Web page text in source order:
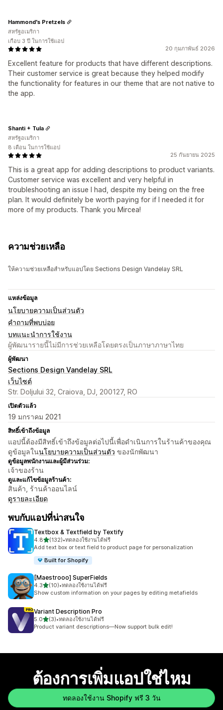
20 กุมภาพันธ์ 2026
Excellent feature for products that have different descriptions.
Their customer service is great because they helped modify
the functionality for features in our theme that are not native to
the app.
Hammond's Pretzels
สหรัฐอเมริกา
เกือบ 3 ปี ในการใช้แอป
25 กันยายน 2025
This is a great app for adding descriptions to product variants.
Customer service was excellent and very helpful in
troubleshooting an issue I had, despite my being on the free
plan. It would definitely be worth paying for if I needed it for
more of my products. Thank you Mircea!
Shanti + Tula
สหรัฐอเมริกา
8 เดือน ในการใช้แอป
ความช่วยเหลือ
ให้ความช่วยเหลือสำหรับแอปโดย Sections Design Vandelay SRL
แหล่งข้อมูล
นโยบายความเป็นส่วนตัว
คำถามที่พบบ่อย
บทแนะนำการใช้งาน
ผู้พัฒนารายนี้ไม่มีการช่วยเหลือโดยตรงเป็นภาษาภาษาไทย
ผู้พัฒนา
Sections Design Vandelay SRL
เว็บไซต์
Str. Doljului 32, Craiova, DJ, 200127, RO
เปิดตัวแล้ว
19 มกราคม 2021
สิทธิ์เข้าถึงข้อมูล
แอปนี้ต้องมีสิทธิ์เข้าถึงข้อมูลต่อไปนี้เพื่อดำเนินการในร้านค้าของคุณ
ดูข้อมูลในนโยบายความเป็นส่วนตัว ของนักพัฒนา
ดูข้อมูลพนักงานและผู้มีส่วนร่วม:
เจ้าของร้าน
ดูและแก้ไขข้อมูลร้านค้า:
สินค้า, ร้านค้าออนไลน์
ดูรายละเอียด
พบกับแอปที่น่าสนใจ
Textbox & Textfield by Textify
4.8เต็ม 5 ดาว
(132)
ทั้งหมด 132 รีวิว
•ทดลองใช้งานได้ฟรี
Add text box or text field to product page for personalization
Built for Shopify
[Maestrooo] SuperFields
4.3เต็ม 5 ดาว
(10)
ทั้งหมด 10 รีวิว
•ทดลองใช้งานได้ฟรี
Show custom information on your pages by editing metafields
Variant Description Pro
5.0เต็ม 5 ดาว
(3)
ทั้งหมด 3 รีวิว
•ทดลองใช้งานได้ฟรี
Product variant descriptions—Now support bulk edit!
ต้องการเพิ่มแอปใช่ไหม
ทดลองใช้งาน Shopify ฟรี 3 วัน